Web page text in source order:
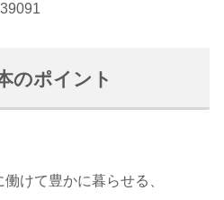
のポイント
けて豊かに暮らせる、